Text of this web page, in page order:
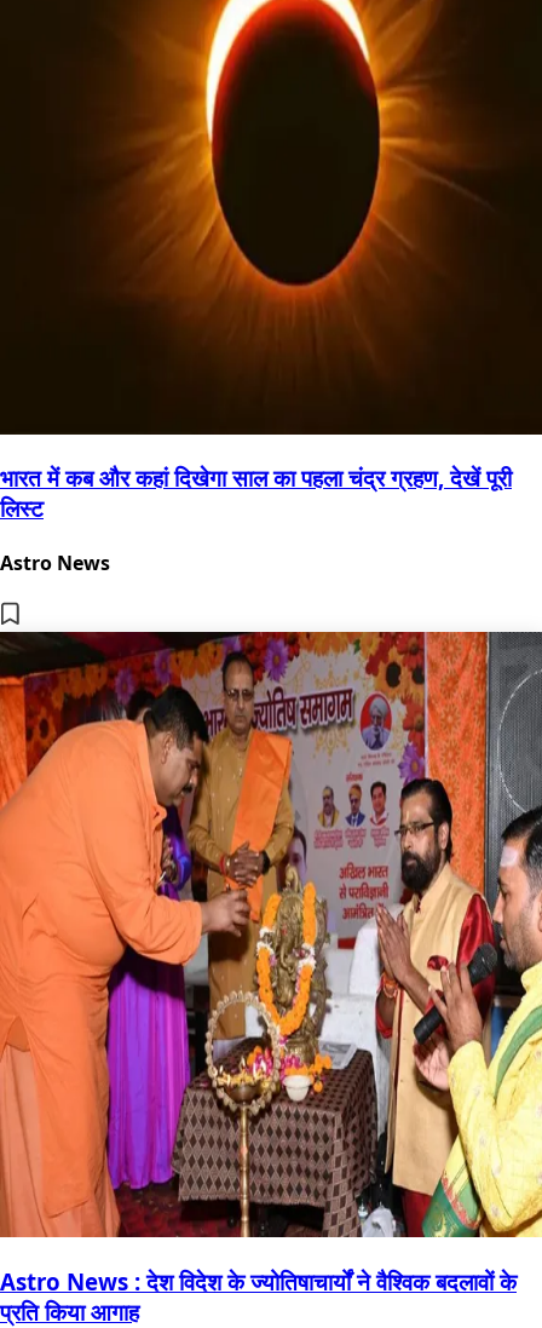
भारत में कब और कहां दिखेगा साल का पहला चंद्र ग्रहण, देखें पूरी
लिस्ट
Astro News
Astro News : देश विदेश के ज्योतिषाचार्यों ने वैश्विक बदलावों के
प्रति किया आगाह